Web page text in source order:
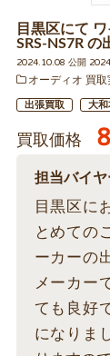
目黒区にて
SRS-NS7R の
2024.10.08 公開
オーディオ 買取
出張買取 大和
買取価格
担当バイ
目黒区に
とめての
ーカーの
メーカー
ても良好
になりま